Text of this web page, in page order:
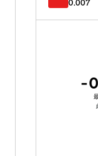
0.007
-